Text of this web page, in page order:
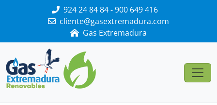
924 24 84 84 - 900 649 416
cliente@gasextremadura.com
Gas Extremadura